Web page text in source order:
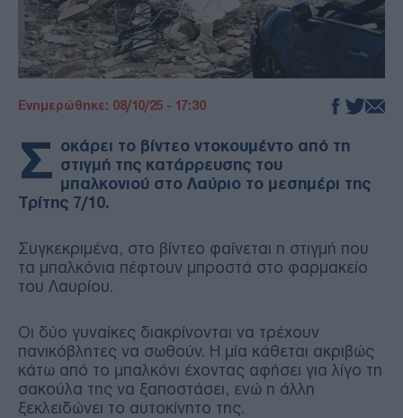
Ενημερώθηκε: 08/10/25 - 17:30
Σ οκάρει το βίντεο ντοκουμέντο από τη
στιγμή της κατάρρευσης του
μπαλκονιού στο Λαύριο το μεσημέρι της
Τρίτης 7/10.
Συγκεκριμένα, στο βίντεο φαίνεται η στιγμή που
τα μπαλκόνια πέφτουν μπροστά στο φαρμακείο
του Λαυρίου.
Οι δύο γυναίκες διακρίνονται να τρέχουν
πανικόβλητες να σωθούν. Η μία κάθεται ακριβώς
κάτω από το μπαλκόνι έχοντας αφήσει για λίγο τη
σακούλα της να ξαποστάσει, ενώ η άλλη
ξεκλειδώνει το αυτοκίνητο της.